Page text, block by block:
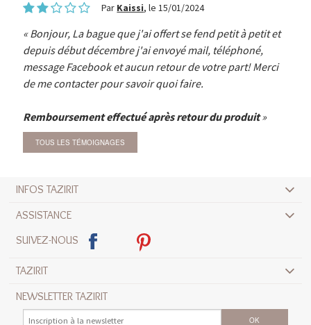
Par Kaissi, le 15/01/2024
Bonjour, La bague que j'ai offert se fend petit à petit et
depuis début décembre j'ai envoyé mail, téléphoné,
message Facebook et aucun retour de votre part! Merci
de me contacter pour savoir quoi faire.
Remboursement effectué après retour du produit
TOUS LES TÉMOIGNAGES
INFOS TAZIRIT
ASSISTANCE
SUIVEZ-NOUS
TAZIRIT
NEWSLETTER TAZIRIT